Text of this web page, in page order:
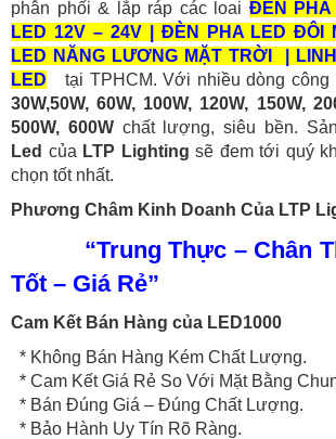
phân phối & lắp ráp các loai ĐÈN
LED 12V – 24V | ĐÈN PHA LED ĐÔI
LED NĂNG LƯƠNG MẶT TRỜI |
LED
tại TPHCM. Với nhiều dòng công
30W,50W, 60W, 100W, 120W, 150W,
500W, 600Wchất lượng, siêu bền.
Led của LTP Lighting sẽ đem tới quý
chọn tốt nhất.
Phương Châm Kinh Doanh Của LTP
“Trung Thực – Chân
Tốt – Giá Rẻ”
Cam Kết Bán Hàng của LED1000
* Không Bán Hàng Kém Chất Lượng.
* Cam Kết Giá Rẻ So Với Mặt Bằng
* Bán Đúng Giá – Đúng Chất Lượng.
* Bảo Hành Uy Tín Rõ Ràng.